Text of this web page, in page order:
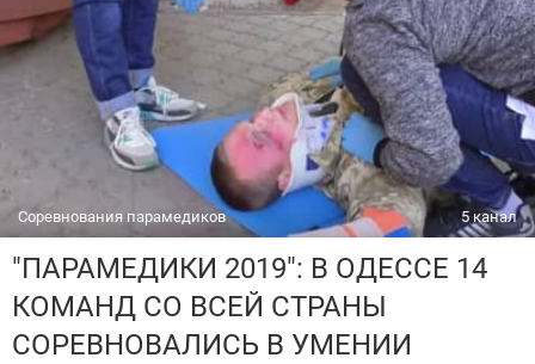
Соревнования парамедиков 5 канал
"ПАРАМЕДИКИ 2019": В ОДЕССЕ 14
КОМАНД СО ВСЕЙ СТРАНЫ
СОРЕВНОВАЛИСЬ В УМЕНИИ